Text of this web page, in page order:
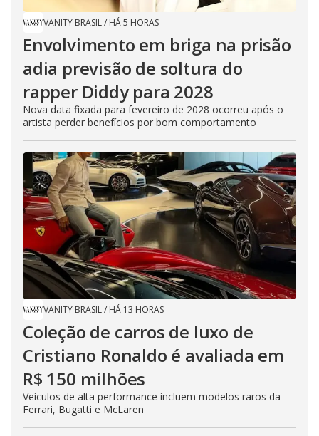
VANITY BRASIL/ HÁ 5 HORAS
Envolvimento em briga na prisão
adia previsão de soltura do
rapper Diddy para 2028
Nova data fixada para fevereiro de 2028 ocorreu após o
artista perder benefícios por bom comportamento
VANITY BRASIL/ HÁ 13 HORAS
Coleção de carros de luxo de
Cristiano Ronaldo é avaliada em
R$ 150 milhões
Veículos de alta performance incluem modelos raros da
Ferrari, Bugatti e McLaren